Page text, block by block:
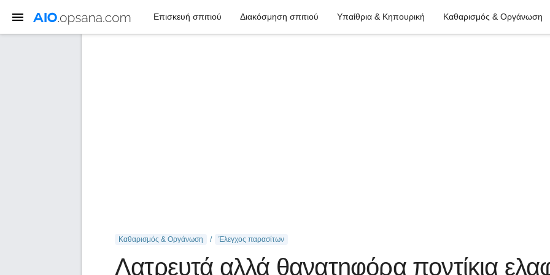
Επισκευή σπιτιού Διακόσμηση σπιτιού Υπαίθρια & Κηπουρική Καθαρισμός & Οργάνωση
Καθαρισμός & Οργάνωση Έλεγχος παρασίτων
Λατρευτά αλλά θανατηφόρα ποντίκια